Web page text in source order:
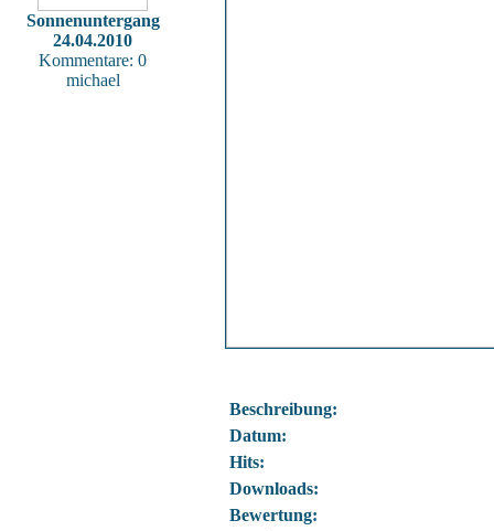
Sonnenuntergang
24.04.2010
Kommentare: 0
michael
Beschreibung:
Datum:
Hits:
Downloads:
Bewertung: